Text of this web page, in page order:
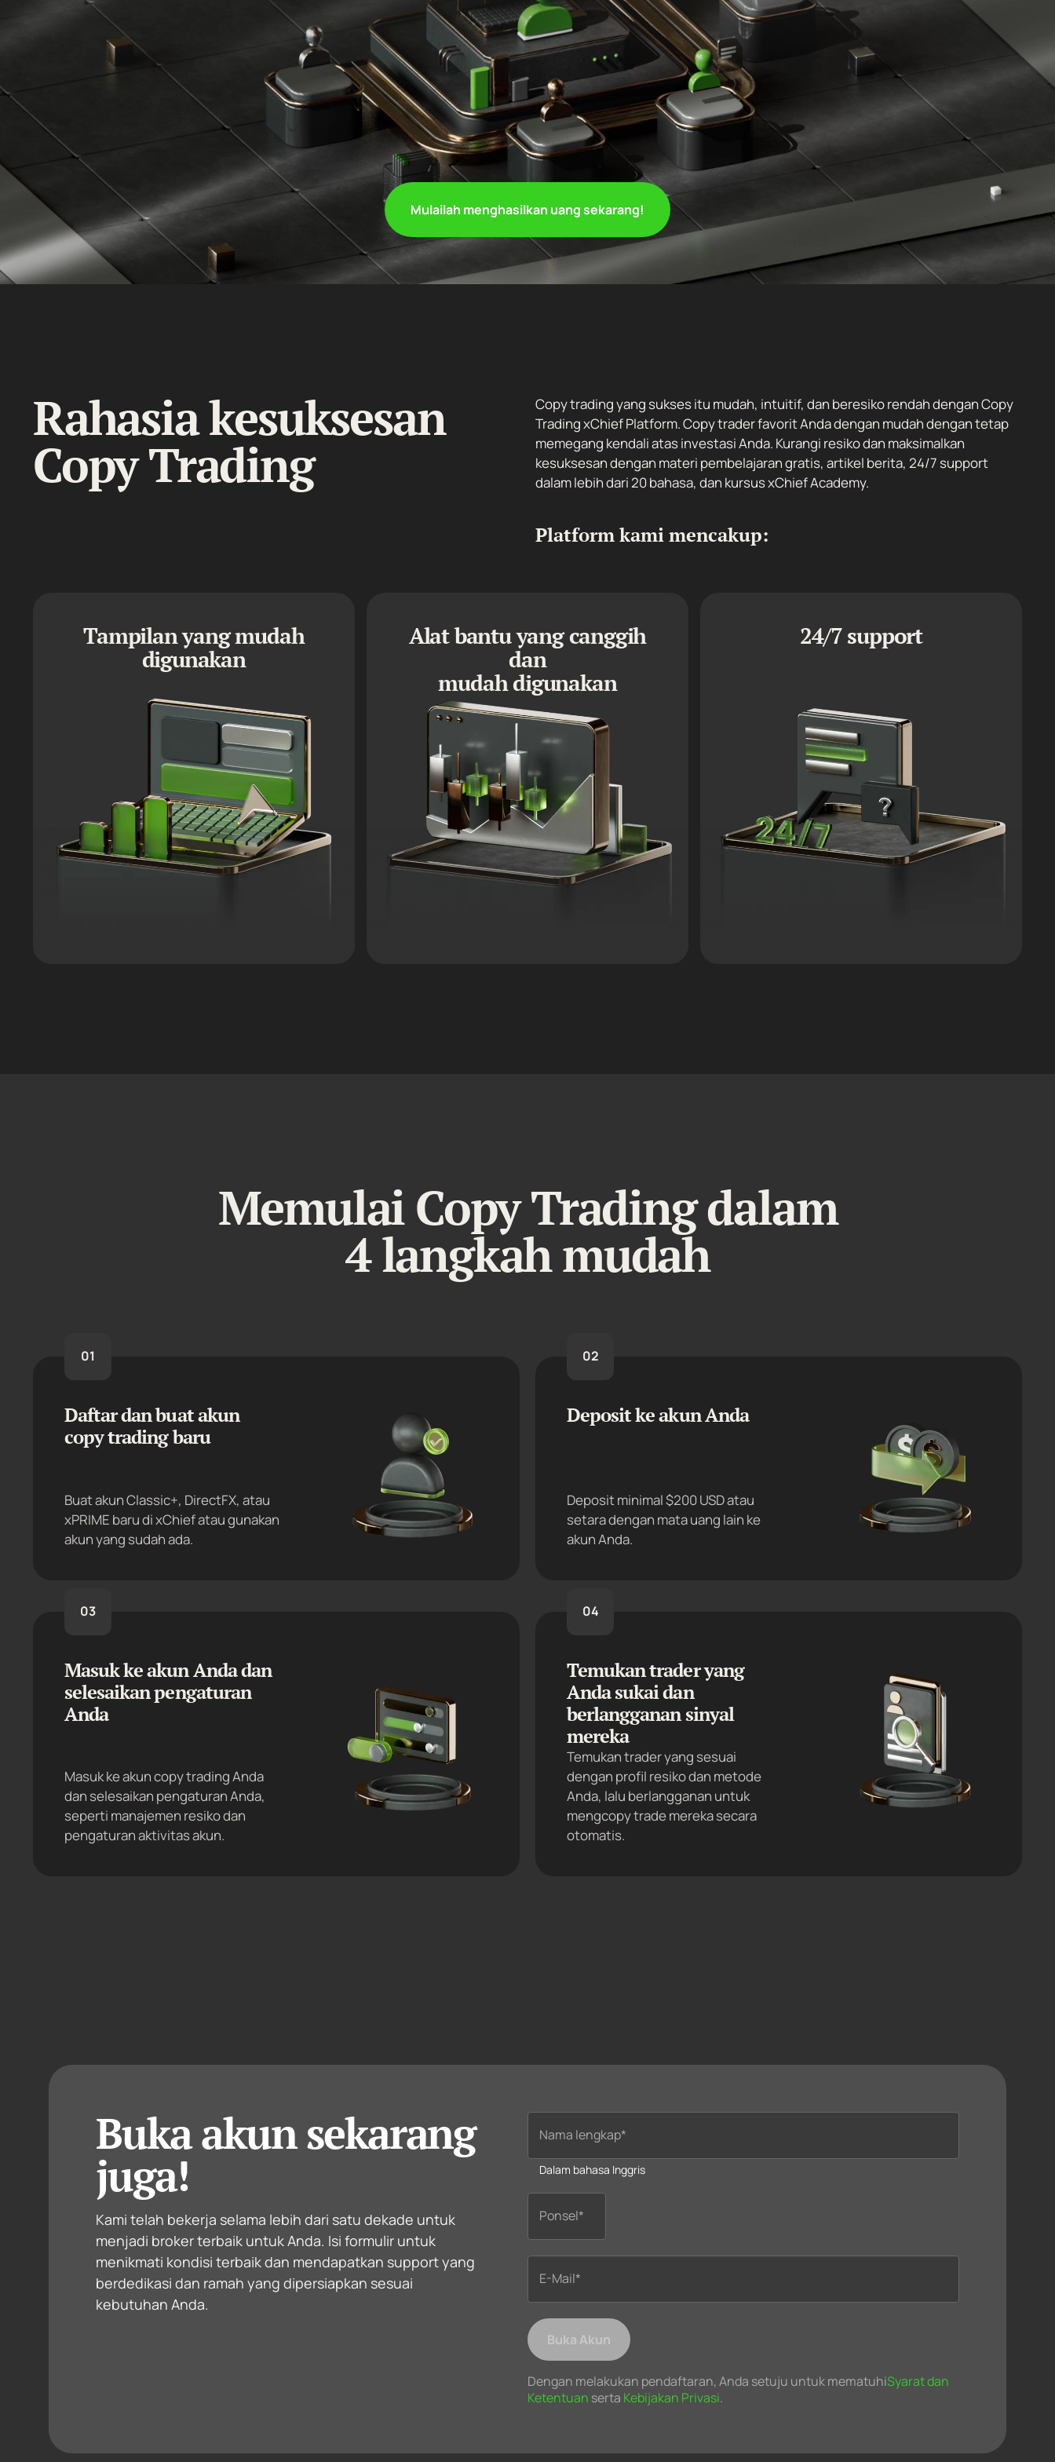
Mulailah menghasilkan uang sekarang!
Rahasia kesuksesan
Copy Trading
Copy trading yang sukses itu mudah, intuitif, dan beresiko rendah dengan Copy
Trading xChief Platform. Copy trader favorit Anda dengan mudah dengan tetap
memegang kendali atas investasi Anda. Kurangi resiko dan maksimalkan
kesuksesan dengan materi pembelajaran gratis, artikel berita, 24/7 support
dalam lebih dari 20 bahasa, dan kursus xChief Academy.
Platform kami mencakup:
Tampilan yang mudah
digunakan
Alat bantu yang canggih
dan
mudah digunakan
24/7 support
Memulai Copy Trading dalam
4 langkah mudah
01
Daftar dan buat akun
copy trading baru
Buat akun Classic+, DirectFX, atau
xPRIME baru di xChief atau gunakan
akun yang sudah ada.
02
Deposit ke akun Anda
Deposit minimal $200 USD atau
setara dengan mata uang lain ke
akun Anda.
03
Masuk ke akun Anda dan
selesaikan pengaturan
Anda
Masuk ke akun copy trading Anda
dan selesaikan pengaturan Anda,
seperti manajemen resiko dan
pengaturan aktivitas akun.
04
Temukan trader yang
Anda sukai dan
berlangganan sinyal
mereka
Temukan trader yang sesuai
dengan profil resiko dan metode
Anda, lalu berlangganan untuk
mengcopy trade mereka secara
otomatis.
Buka akun sekarang
juga!
Kami telah bekerja selama lebih dari satu dekade untuk
menjadi broker terbaik untuk Anda. Isi formulir untuk
menikmati kondisi terbaik dan mendapatkan support yang
berdedikasi dan ramah yang dipersiapkan sesuai
kebutuhan Anda.
Nama lengkap*
Dalam bahasa Inggris
Ponsel*
E-Mail*
Buka Akun
Dengan melakukan pendaftaran, Anda setuju untuk mematuhiSyarat dan
Ketentuan serta Kebijakan Privasi.